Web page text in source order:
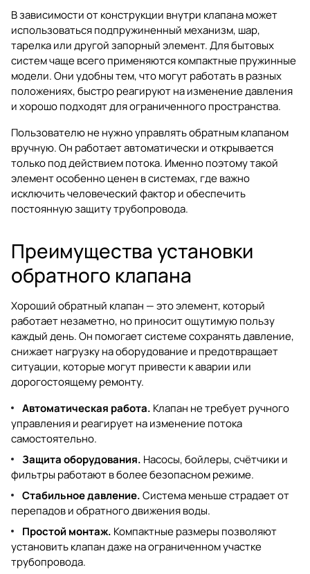
В зависимости от конструкции внутри клапана может
использоваться подпружиненный механизм, шар,
тарелка или другой запорный элемент. Для бытовых
систем чаще всего применяются компактные пружинные
модели. Они удобны тем, что могут работать в разных
положениях, быстро реагируют на изменение давления
и хорошо подходят для ограниченного пространства.
Пользователю не нужно управлять обратным клапаном
вручную. Он работает автоматически и открывается
только под действием потока. Именно поэтому такой
элемент особенно ценен в системах, где важно
исключить человеческий фактор и обеспечить
постоянную защиту трубопровода.
Преимущества установки
обратного клапана
Хороший обратный клапан — это элемент, который
работает незаметно, но приносит ощутимую пользу
каждый день. Он помогает системе сохранять давление,
снижает нагрузку на оборудование и предотвращает
ситуации, которые могут привести к аварии или
дорогостоящему ремонту.
Автоматическая работа. Клапан не требует ручного
управления и реагирует на изменение потока
самостоятельно.
Защита оборудования. Насосы, бойлеры, счётчики и
фильтры работают в более безопасном режиме.
Стабильное давление.Система меньше страдает от
перепадов и обратного движения воды.
Простой монтаж. Компактные размеры позволяют
установить клапан даже на ограниченном участке
трубопровода.